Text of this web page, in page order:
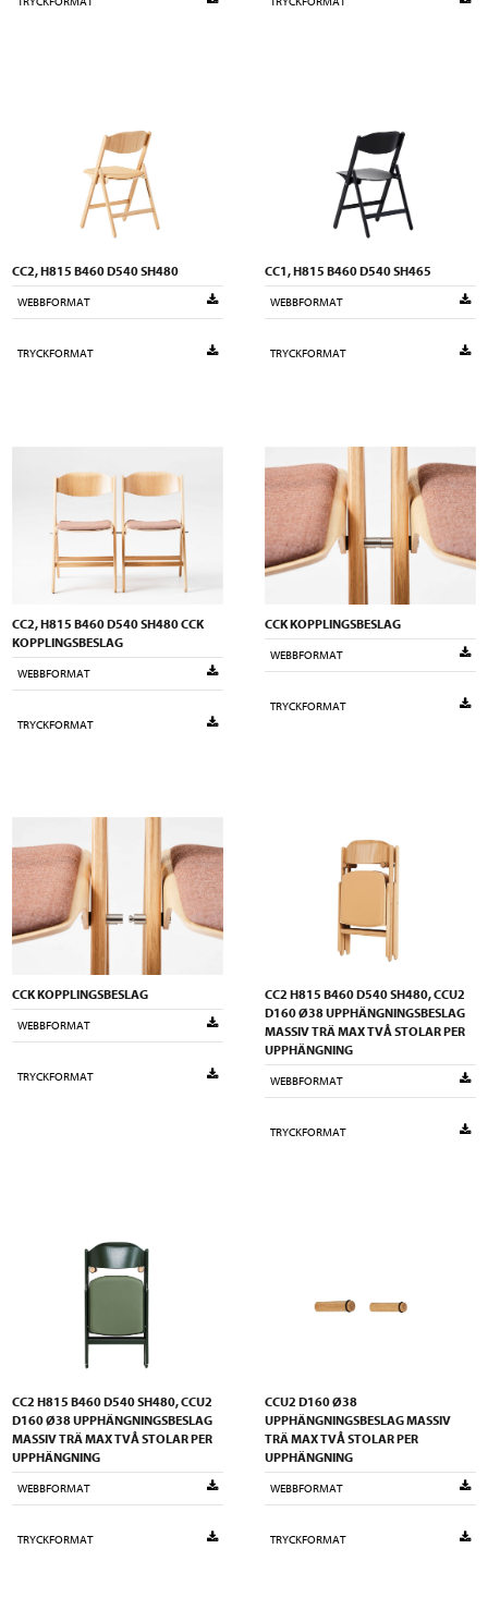
CC2, H815 B460 D540 SH480
WEBBFORMAT
TRYCKFORMAT
CC1, H815 B460 D540 SH465
WEBBFORMAT
TRYCKFORMAT
CC2, H815 B460 D540 SH480 CCK
KOPPLINGSBESLAG
WEBBFORMAT
TRYCKFORMAT
CCK KOPPLINGSBESLAG
WEBBFORMAT
TRYCKFORMAT
CCK KOPPLINGSBESLAG
WEBBFORMAT
TRYCKFORMAT
CC2 H815 B460 D540 SH480, CCU2
D160 Ø38 UPPHÄNGNINGSBESLAG
MASSIV TRÄ MAX TVÅ STOLAR PER
UPPHÄNGNING
WEBBFORMAT
TRYCKFORMAT
CC2 H815 B460 D540 SH480, CCU2
D160 Ø38 UPPHÄNGNINGSBESLAG
MASSIV TRÄ MAX TVÅ STOLAR PER
UPPHÄNGNING
WEBBFORMAT
TRYCKFORMAT
CCU2 D160 Ø38
UPPHÄNGNINGSBESLAG MASSIV
TRÄ MAX TVÅ STOLAR PER
UPPHÄNGNING
WEBBFORMAT
TRYCKFORMAT